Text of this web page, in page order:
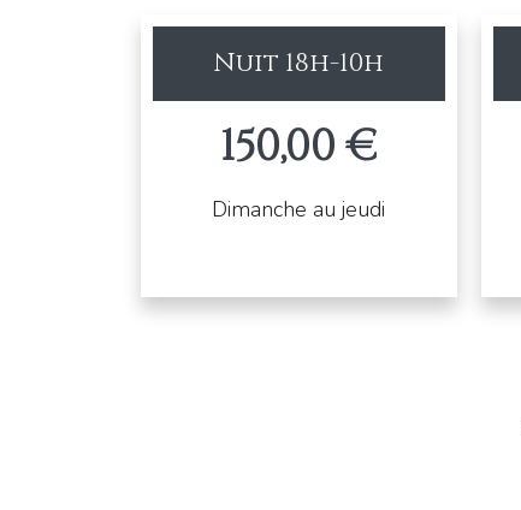
Nuit 18h-10h
150,00 €
Dimanche au jeudi